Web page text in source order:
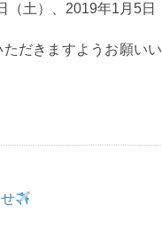
（土）、2019年1月5日
だきますようお願い